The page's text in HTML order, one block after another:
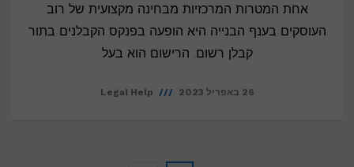
אחת המטרות המרכזיות מבחינה מקצועית של רוב
העוסקים בענף הבנייה היא הופעה בפנקס הקבלנים בתור
קבלן רשום. הרישום הוא בעל
26 באפריל 2023 Legal Help